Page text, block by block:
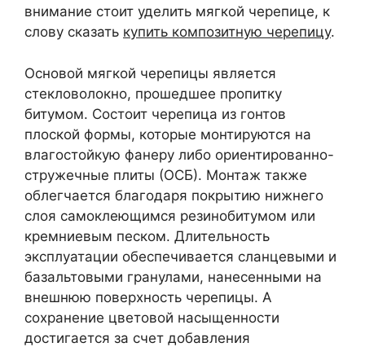
внимание стоит уделить мягкой черепице, к
слову сказать купить композитную черепицу.
Основой мягкой черепицы является
стекловолокно, прошедшее пропитку
битумом. Состоит черепица из гонтов
плоской формы, которые монтируются на
влагостойкую фанеру либо ориентированно-
стружечные плиты (ОСБ). Монтаж также
облегчается благодаря покрытию нижнего
слоя самоклеющимся резинобитумом или
кремниевым песком. Длительность
эксплуатации обеспечивается сланцевыми и
базальтовыми гранулами, нанесенными на
внешнюю поверхность черепицы. А
сохранение цветовой насыщенности
достигается за счет добавления